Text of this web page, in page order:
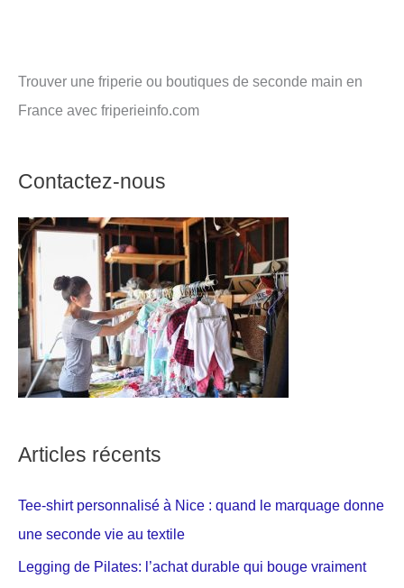
Trouver une friperie ou boutiques de seconde main en
France avec friperieinfo.com
Contactez-nous
Articles récents
Tee-shirt personnalisé à Nice : quand le marquage donne
une seconde vie au textile
Legging de Pilates: l’achat durable qui bouge vraiment